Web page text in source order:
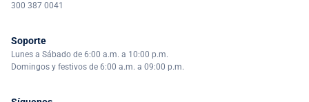
300 387 0041
Soporte
Lunes a Sábado de 6:00 a.m. a 10:00 p.m.
Domingos y festivos de 6:00 a.m. a 09:00 p.m.